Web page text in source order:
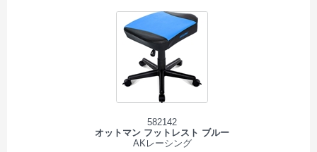
582142
オットマン フットレスト ブルー
AKレーシング